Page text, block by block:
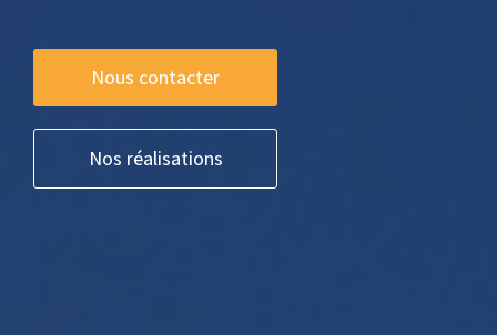
Nous contacter
Nos réalisations